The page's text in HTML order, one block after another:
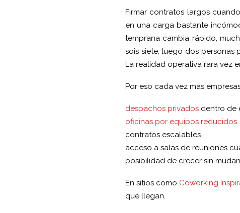
Firmar contratos largos
en una carga bastante
temprana cambia rápido,
sois siete, luego dos personas
La realidad operativa rara vez
Por eso cada vez más
despachos privados dentro de
oficinas por equipos reducidos
contratos escalables
acceso a salas de reuniones
posibilidad de crecer sin
En sitios como Coworking
que llegan.